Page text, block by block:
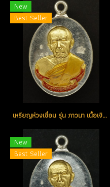
New
Best Seller
เหรียญห่วงเชื่อม รุ่น ภาวนา เนื้อเงินหน้ากากทอง ลงยาสีแดงจีวรเหลือง หมายเลข 79 (โทรถาม)
New
Best Seller